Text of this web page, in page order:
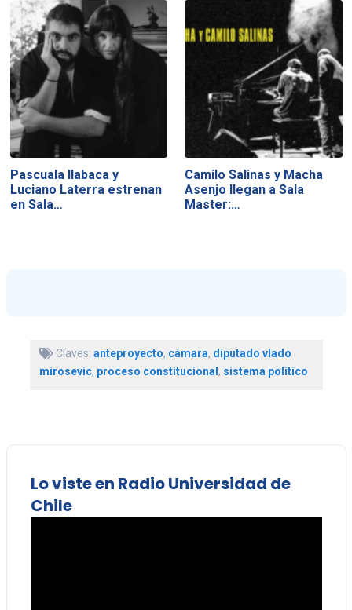
Pascuala Ilabaca y
Luciano Laterra estrenan
en Sala…
Camilo Salinas y Macha
Asenjo llegan a Sala
Master:…
Claves: anteproyecto, cámara, diputado vlado
mirosevic, proceso constitucional, sistema político
Lo viste en Radio Universidad de
Chile